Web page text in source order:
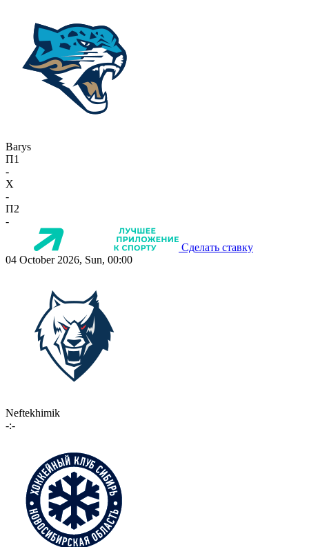
Barys
П1
-
X
-
П2
-
Сделать ставку
04 October 2026, Sun, 00:00
Neftekhimik
-:-